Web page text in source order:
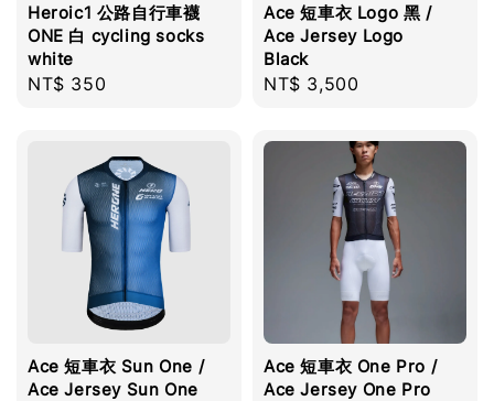
Heroic1 公路自行車襪
ONE 白 cycling socks
white
Regular
NT$ 350
Ace 短車衣 Logo 黑 /
Ace Jersey Logo
Black
Regular
NT$ 3,500
Ace 短車衣 Sun One /
Ace Jersey Sun One
Ace 短車衣 One Pro /
Ace Jersey One Pro